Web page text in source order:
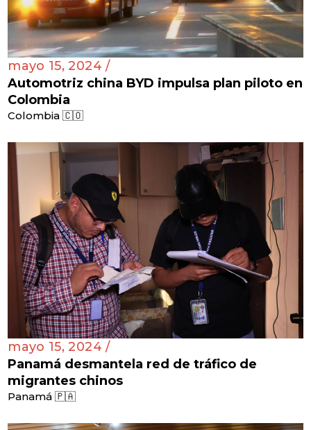
mayo 15, 2024 /
Automotriz china BYD impulsa plan piloto en
Colombia
Colombia 🇨🇴
mayo 15, 2024 /
Panamá desmantela red de tráfico de
migrantes chinos
Panamá 🇵🇦